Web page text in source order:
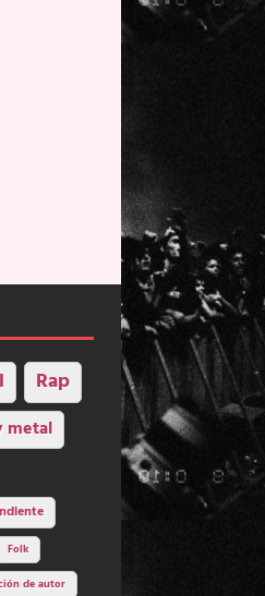
Rap
metal
Folk
de autor